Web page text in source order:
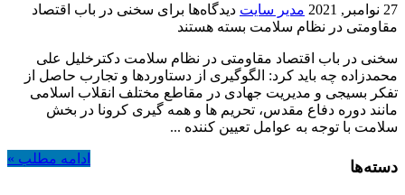
27 نوامبر, 2021 مدیر سایت دیدگاه‌ها برای سخنی در باب اقتصاد
مقاومتی در نظام سلامت بسته هستند
سخنی در باب اقتصاد مقاومتی در نظام سلامت دکترخلیل علی
محمدزاده چه باید کرد: الگوگیری از دستاوردها و تجارب حاصل از
تفکر بسیجی و مدیریت جهادی در مقاطع مختلف انقلاب اسلامی
مانند دوره دفاع مقدس، تحریم ها و همه گیری کرونا در بخش
سلامت با توجه به عوامل تعیین کننده ...
ادامه مطلب » دسته‌ها